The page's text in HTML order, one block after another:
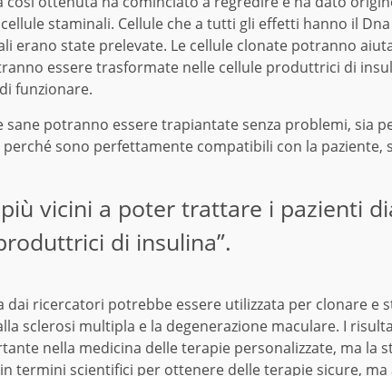
staminali. Cellule che a tutti gli effetti hanno il
erano state prelevate. Le cellule clonate potranno
essere trasformate nelle cellule produttrici di
funzionare.
sane potranno essere trapiantate senza problemi, sia
sono perfettamente compatibili con la paziente,
più vicini a poter trattare i pazienti
di insulina”.
dai ricercatori potrebbe essere utilizzata per clonare e
sclerosi multipla e la degenerazione maculare. I
nella medicina delle terapie personalizzate, ma la
termini scientifici per ottenere delle terapie sicure,